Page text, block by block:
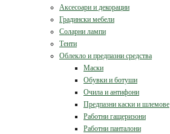
Аксесоари и декорации
Градински мебели
Соларни лампи
Тенти
Облекло и предпазни средства
Маски
Обувки и ботуши
Очила и антифони
Предпазни каски и шлемове
Работни гащеризони
Работни панталони